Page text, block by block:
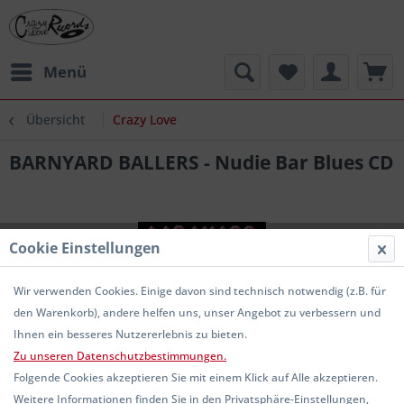
Menü
Übersicht Crazy Love
BARNYARD BALLERS - Nudie Bar Blues CD
Cookie Einstellungen
Wir verwenden Cookies. Einige davon sind technisch notwendig (z.B. für
den Warenkorb), andere helfen uns, unser Angebot zu verbessern und
Ihnen ein besseres Nutzererlebnis zu bieten.
Zu unseren Datenschutzbestimmungen.
Folgende Cookies akzeptieren Sie mit einem Klick auf Alle akzeptieren.
Weitere Informationen finden Sie in den Privatsphäre-Einstellungen,